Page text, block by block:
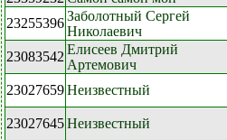
23255396Заболотный Сергей
Николаевич
23083542 Елисеев Дмитрий
Артемович
23027659Неизвестный
23027645Неизвестный